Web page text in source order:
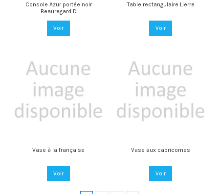
Console Azur portée noir
Beauregard D
Voir
Table rectangulaire Lierre
Voir
Vase à la française
Voir
Vase aux capricornes
Voir